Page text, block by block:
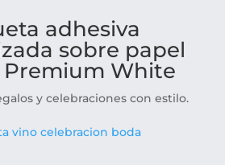
adhesiva
sobre papel
Premium White
y celebraciones con estilo.